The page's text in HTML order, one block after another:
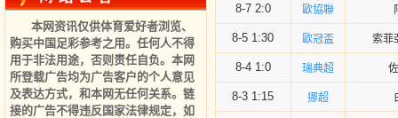
本网资讯仅供体育爱好者浏览、
购买中国足彩参考之用。任何人不得
用于非法用途，否则责任自负。本网
所登载广告均为广告客户的个人意见
及表达方式，和本网无任何关系。链
接的广告不得违反国家法律规定，如
8-7 2:0 歐協聯
8-5 1:30 歐冠盃 索菲
8-4 1:0 瑞典超
8-3 1:15 挪超